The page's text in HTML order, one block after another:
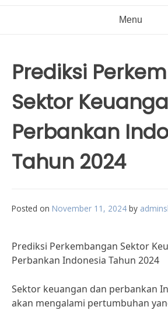
Menu
Prediksi
Sektor
Perbankan
Tahun 2024
Posted on November 11, 2024 by
Prediksi Perkembangan Sektor
Perbankan Indonesia Tahun 2024
Sektor keuangan dan perbankan
akan mengalami pertumbuhan